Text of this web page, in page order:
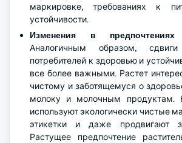
маркировке, требованиях к
устойчивости.
Изменения в предпочтениях
Аналогичным образом,
потребителей к здоровью и
все более важными. Растет
чистому и заботящемуся о
молоку и молочным продуктам.
используют экологически чистые
этикетки и даже продвигают
Растущее предпочтение